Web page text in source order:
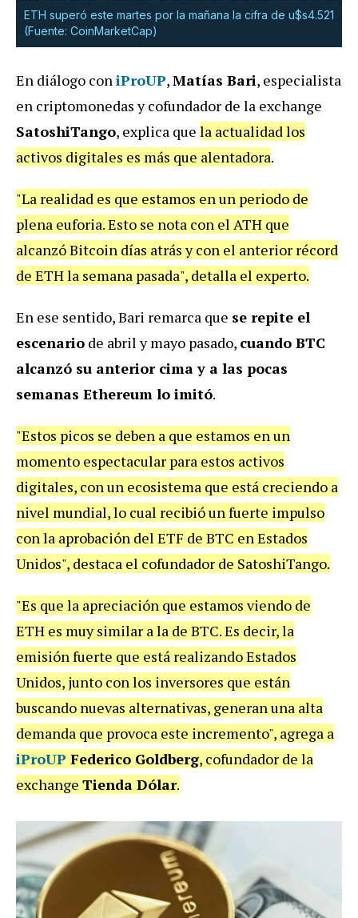
ETH superó este martes por la mañana la cifra de u$s4.521
(Fuente: CoinMarketCap)
En diálogo coniProUP,Matías Bari, especialista
en criptomonedas y cofundador de la exchange
SatoshiTango, explica que la actualidad los
activos digitales es más que alentadora.
"La realidad es que estamos en un periodo de
plena euforia. Esto se nota con el ATH que
alcanzó Bitcoin días atrás y con el anterior récord
de ETH la semana pasada", detalla el experto.
En ese sentido, Bari remarca que se repite el
escenario de abril y mayo pasado, cuando BTC
alcanzó su anterior cima y a las pocas
semanas Ethereum lo imitó.
"Estos picos se deben a que estamos en un
momento espectacular para estos activos
digitales, con un ecosistema que está creciendo a
nivel mundial, lo cual recibió un fuerte impulso
con la aprobación del ETF de BTC en Estados
Unidos", destaca el cofundador de SatoshiTango.
"Es que la apreciación que estamos viendo de
ETH es muy similar a la de BTC. Es decir, la
emisión fuerte que está realizando Estados
Unidos, junto con los inversores que están
buscando nuevas alternativas, generan una alta
demanda que provoca este incremento", agrega a
iProUP Federico Goldberg, cofundador de la
exchange Tienda Dólar.